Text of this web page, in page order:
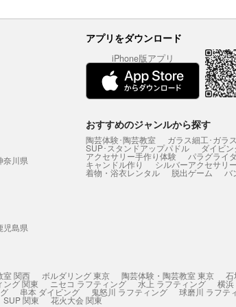
アプリをダウンロード
iPhone版アプリ
奈川県
児島県
おすすめのジャンルから探す
陶芸体験･陶芸教室 ガラス細工･ガラ
SUP･スタンドアップパドル ダイビ
アクセサリー手作り体験 パラグライ
キャンドル作り シルバーアクセサリ
着物・浴衣レンタル 脱出ゲーム バ
室 関西 ボルダリング 東京 陶芸体験・陶芸教室 東京 石
ング 関東 ニセコ ラフティング 水上 ラフティング 横浜
串本 ダイビング 鬼怒川 ラフティング 球磨川 ラフテ
SUP 関東 花火大会 関東